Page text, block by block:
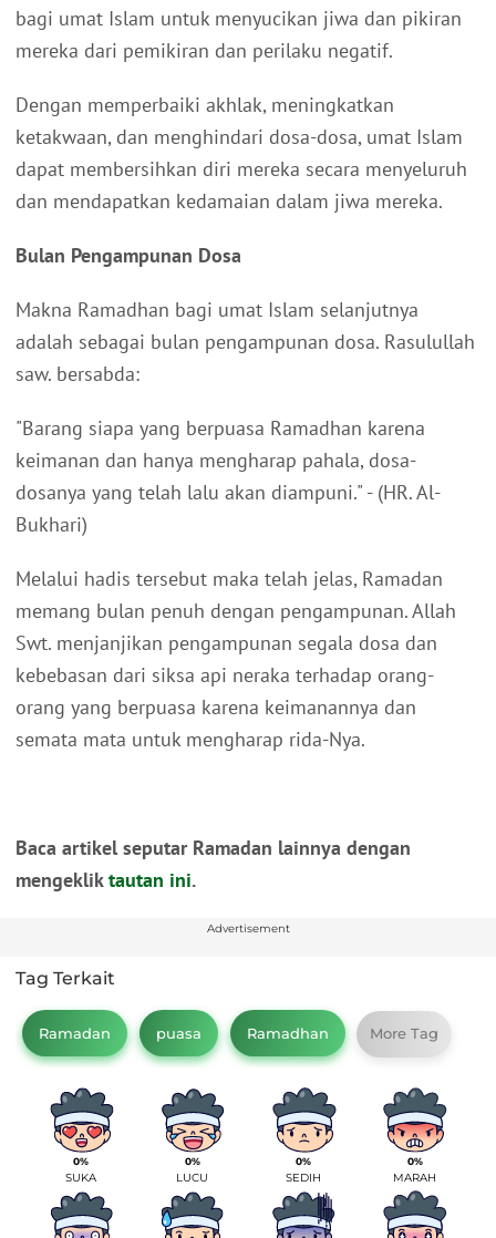
bagi umat Islam untuk menyucikan jiwa dan pikiran
mereka dari pemikiran dan perilaku negatif.
Dengan memperbaiki akhlak, meningkatkan
ketakwaan, dan menghindari dosa-dosa, umat Islam
dapat membersihkan diri mereka secara menyeluruh
dan mendapatkan kedamaian dalam jiwa mereka.
Bulan Pengampunan Dosa
Makna Ramadhan bagi umat Islam selanjutnya
adalah sebagai bulan pengampunan dosa. Rasulullah
saw. bersabda:
"Barang siapa yang berpuasa Ramadhan karena
keimanan dan hanya mengharap pahala, dosa-
dosanya yang telah lalu akan diampuni." - (HR. Al-
Bukhari)
Melalui hadis tersebut maka telah jelas, Ramadan
memang bulan penuh dengan pengampunan. Allah
Swt. menjanjikan pengampunan segala dosa dan
kebebasan dari siksa api neraka terhadap orang-
orang yang berpuasa karena keimanannya dan
semata mata untuk mengharap rida-Nya.
Baca artikel seputar Ramadan lainnya dengan
mengekliktautan ini.
Advertisement
Tag Terkait
Ramadan puasa Ramadhan More Tag
0%
SUKA
0%
LUCU
0%
SEDIH
0%
MARAH